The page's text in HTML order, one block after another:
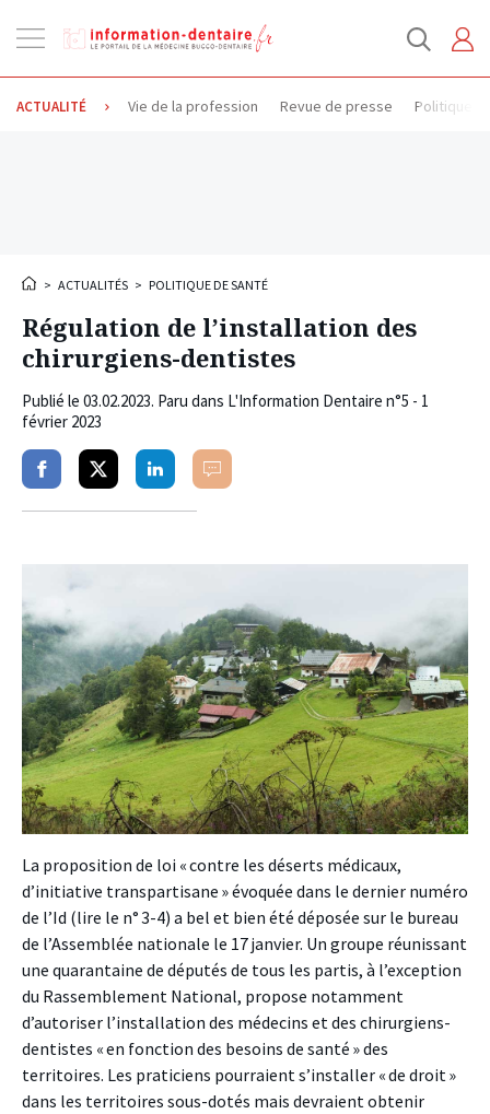
la
navigation
ACTUALITÉ Vie de la profession Revue de presse Politique
> ACTUALITÉS > POLITIQUE DE SANTÉ
Régulation de l’installation des
chirurgiens-dentistes
Publié le 03.02.2023. Paru dans L'Information Dentaire n°5 - 1
février 2023
PartagerPartagerPartagerCommenter
La proposition de loi « contre les déserts médicaux,
d’initiative transpartisane » évoquée dans le dernier numéro
de l’Id (lire le n° 3-4) a bel et bien été déposée sur le bureau
de l’Assemblée nationale le 17 janvier. Un groupe réunissant
une quarantaine de députés de tous les partis, à l’exception
du Rassemblement National, propose notamment
d’autoriser l’installation des médecins et des chirurgiens-
dentistes « en fonction des besoins de santé » des
territoires. Les praticiens pourraient s’installer « de droit »
dans les territoires sous-dotés mais devraient obtenir